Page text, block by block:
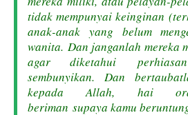
tidak mempunyai keinginan
anak-anak yang belum
wanita.Dan janganlah mereka
agar diketahui
sembunyikan. Dan
kepada Allah, hai
beriman supaya kamu